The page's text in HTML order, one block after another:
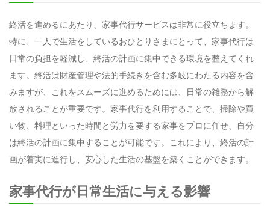
終活を進めるにあたり、家事代行サービスは非常に役立ちます。
特に、一人で生活をしているおひとりさまにとって、家事代行は
日常の負担を軽減し、終活の計画に集中できる環境を整えてくれ
ます。終活は財産管理や法的手続きを含む多岐にわたる内容を含
みますが、これをスムーズに進めるためには、日常の雑務から解
放されることが重要です。家事代行を利用することで、掃除や買
い物、料理といった時間と労力を要する家事をプロに任せ、自分
は終活の計画に集中することが可能です。これにより、終活の計
画が着実に進行し、安心した生活の基盤を築くことができます。
家事代行が日常生活に与える影響